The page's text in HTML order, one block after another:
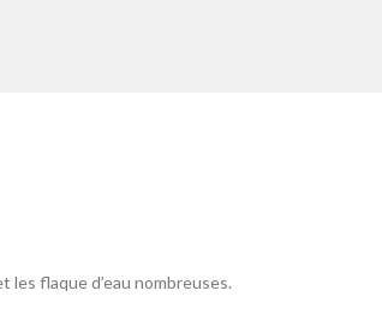
flaque d’eau nombreuses.